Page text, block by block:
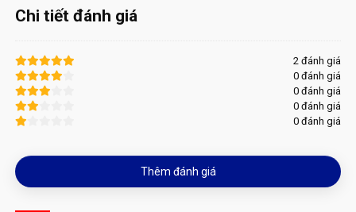
Chi tiết đánh giá
2 đánh giá
0 đánh giá
0 đánh giá
0 đánh giá
0 đánh giá
Thêm đánh giá